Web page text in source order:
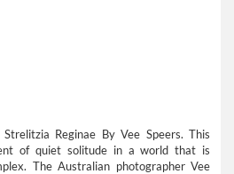
Reginae By Vee Speers. This
of quiet solitude in a world that is
The Australian photographer Vee